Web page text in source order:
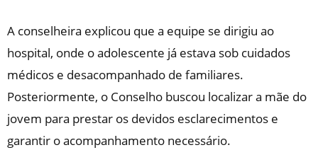
A conselheira explicou que a equipe se dirigiu ao
hospital, onde o adolescente já estava sob cuidados
médicos e desacompanhado de familiares.
Posteriormente, o Conselho buscou localizar a mãe do
jovem para prestar os devidos esclarecimentos e
garantir o acompanhamento necessário.